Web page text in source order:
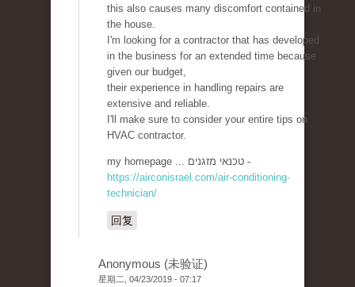
this also causes many discomfort contained in
the house.
I'm looking for a contractor that has developed
in the business for an extended time because
given our budget,
their experience in handling repairs are
extensive and reliable.
I'll make sure to consider your entire tips on
HVAC contractor.
my homepage ... טכנאי מזגנים -
https://airconisrael.com/air-conditioning-
technician/
回复
Anonymous (未验证)
星期二, 04/23/2019 - 07:17